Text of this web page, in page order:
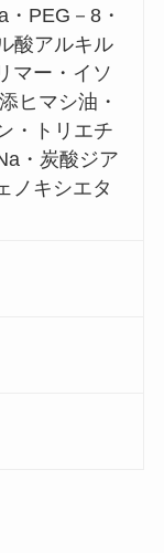
PEG－8・
酸アルキル
マー・イソ
ヒマシ油・
・トリエチ
・炭酸ジア
ノキシエタ